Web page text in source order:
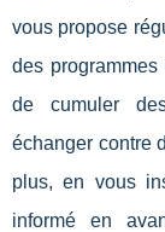
vous propose
des
de cumuler
échanger contre
plus, en vous
informé en